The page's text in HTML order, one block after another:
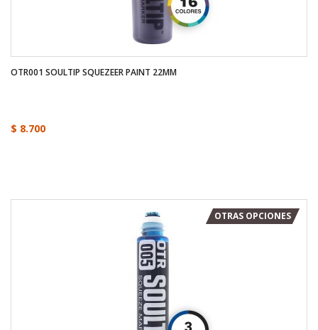
OTR001 SOULTIP SQUEZEER PAINT 22MM
$ 8.700
OTRAS OPCIONES